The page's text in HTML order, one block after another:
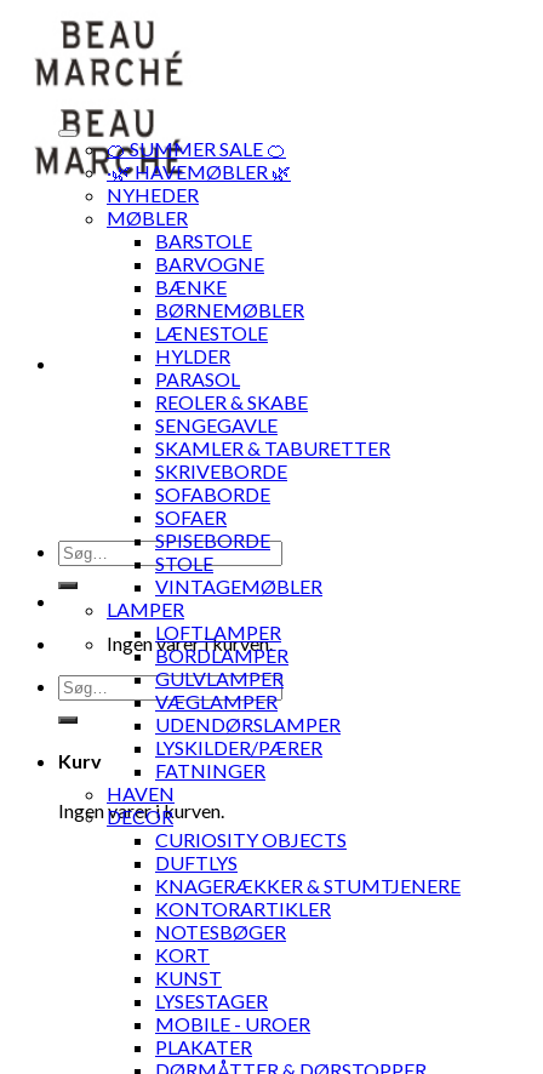
content
Søg
efter:
Ingen varer i kurven.
Søg
efter:
Kurv
Ingen varer i kurven.
🍊 SUMMER SALE 🍊
·🌿 HAVEMØBLER 🌿
NYHEDER
MØBLER
BARSTOLE
BARVOGNE
BÆNKE
BØRNEMØBLER
LÆNESTOLE
HYLDER
PARASOL
REOLER & SKABE
SENGEGAVLE
SKAMLER & TABURETTER
SKRIVEBORDE
SOFABORDE
SOFAER
SPISEBORDE
STOLE
VINTAGEMØBLER
LAMPER
LOFTLAMPER
BORDLAMPER
GULVLAMPER
VÆGLAMPER
UDENDØRSLAMPER
LYSKILDER/PÆRER
FATNINGER
HAVEN
DECOR
CURIOSITY OBJECTS
DUFTLYS
KNAGERÆKKER & STUMTJENERE
KONTORARTIKLER
NOTESBØGER
KORT
KUNST
LYSESTAGER
MOBILE - UROER
PLAKATER